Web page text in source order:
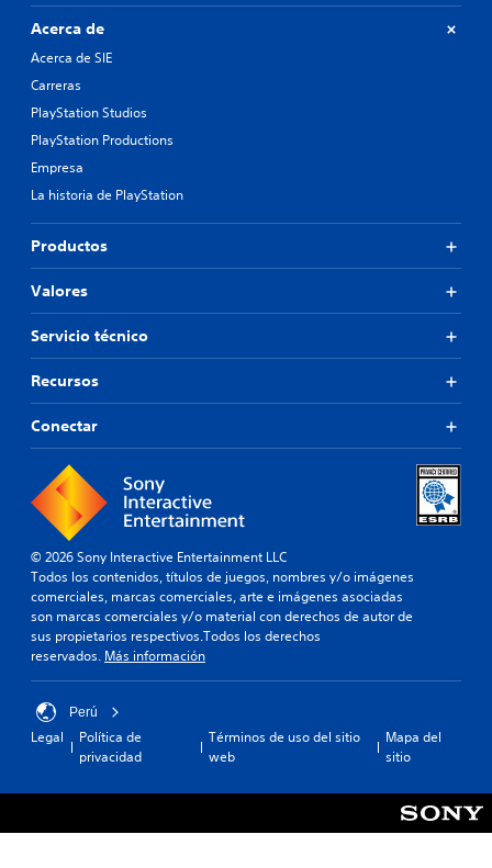
Acerca de
Acerca de SIE
Carreras
PlayStation Studios
PlayStation Productions
Empresa
La historia de PlayStation
Productos
Valores
Servicio técnico
Recursos
Conectar
© 2026 Sony Interactive Entertainment LLC
Todos los contenidos, títulos de juegos, nombres y/o imágenes
comerciales, marcas comerciales, arte e imágenes asociadas
son marcas comerciales y/o material con derechos de autor de
sus propietarios respectivos.Todos los derechos
reservados. Más información
Perú
Legal
Política de
privacidad
Términos de uso del sitio
web
Mapa del
sitio